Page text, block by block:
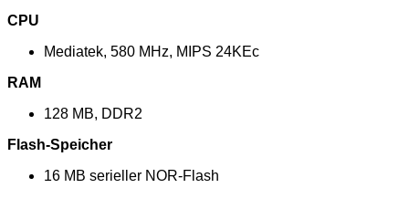
CPU
Mediatek, 580 MHz, MIPS 24KEc
RAM
128 MB, DDR2
Flash-Speicher
16 MB serieller NOR-Flash